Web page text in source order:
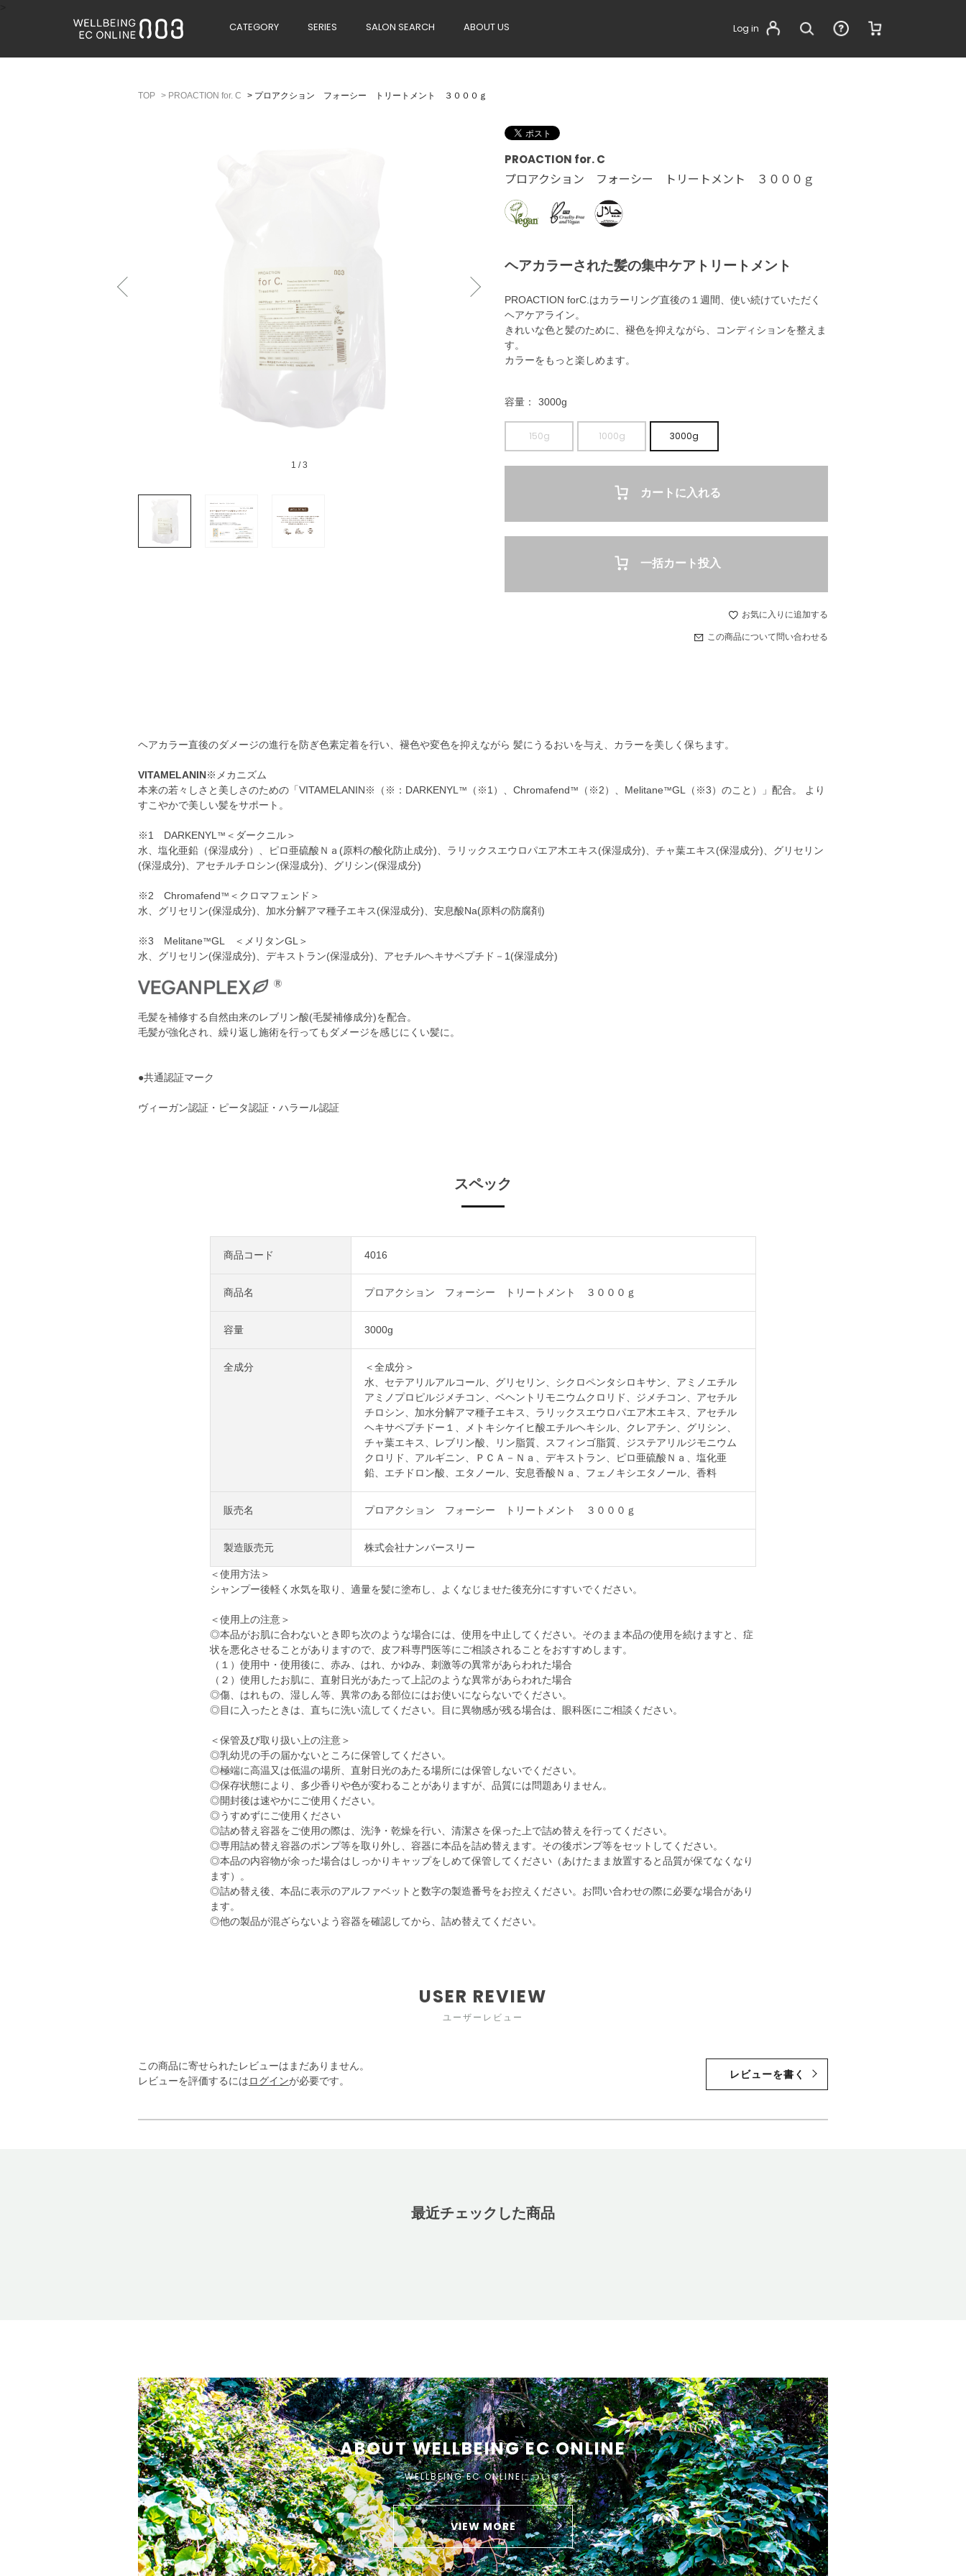
CATEGORY SERIES SALON SEARCH ABOUT US Log in
> PROACTION for. C > プロアクション フォーシー トリートメント ３０００ｇ
1 / 3
PROACTION for. C
プロアクション フォーシー トリートメント ３０００ｇ
ヘアカラーされた髪の集中ケアトリートメント
PROACTION forC.はカラーリング直後の１週間、使い続けていただく
ヘアケアライン。
きれいな色と髪のために、褪色を抑えながら、コンディションを整えま
す。
カラーをもっと楽しめます。
容量 3000g
150g 1000g 3000g
カートに入れる
一括カート投入
お気に入りに追加する
この商品について問い合わせる
ヘアカラー直後のダメージの進行を防ぎ色素定着を行い、褪色や変色を抑えながら 髪にうるおいを与え、カラーを美しく保ちます。
VITAMELANIN※メカニズム
本来の若々しさと美しさのための「VITAMELANIN※（※：DARKENYL ™ （※1）、Chromafend™ （※2）、Melitane™GL（※3）のこと）」配合。 より
すこやかで美しい髪をサポート。
※1 DARKENYL ™ ＜ダークニル＞
水、塩化亜鉛（保湿成分）、ピロ亜硫酸Ｎａ(原料の酸化防止成分)、ラリックスエウロパエア木エキス(保湿成分)、チャ葉エキス(保湿成分)、グリセリン
(保湿成分)、アセチルチロシン(保湿成分)、グリシン(保湿成分)
※2 Chromafend™ ＜クロマフェンド＞
水、グリセリン(保湿成分)、加水分解アマ種子エキス(保湿成分)、安息酸Na(原料の防腐剤)
※3 Melitane™GL ＜メリタンGL＞
水、グリセリン(保湿成分)、デキストラン(保湿成分)、アセチルヘキサペプチド－1(保湿成分)
毛髪を補修する自然由来のレブリン酸(毛髪補修成分)を配合。
毛髪が強化され、繰り返し施術を行ってもダメージを感じにくい髪に。
●共通認証マーク
ヴィーガン認証・ピータ認証・ハラール認証
スペック
商品コード 4016
商品名 プロアクション フォーシー トリートメント ３０００ｇ
容量 3000g
全成分
＜全成分＞
水、セテアリルアルコール、グリセリン、シクロペンタシロキサン、アミノエチル
アミノプロピルジメチコン、ベヘントリモニウムクロリド、ジメチコン、アセチル
チロシン、加水分解アマ種子エキス、ラリックスエウロパエア木エキス、アセチル
ヘキサペプチドー１、メトキシケイヒ酸エチルヘキシル、クレアチン、グリシン、
チャ葉エキス、レブリン酸、リン脂質、スフィンゴ脂質、ジステアリルジモニウム
クロリド、アルギニン、ＰＣＡ－Ｎａ、デキストラン、ピロ亜硫酸Ｎａ、塩化亜
鉛、エチドロン酸、エタノール、安息香酸Ｎａ、フェノキシエタノール、香料
販売名 プロアクション フォーシー トリートメント ３０００ｇ
製造販売元 株式会社ナンバースリー
＜使用方法＞
シャンプー後軽く水気を取り、適量を髪に塗布し、よくなじませた後充分にすすいでください。
＜使用上の注意＞
◎本品がお肌に合わないとき即ち次のような場合には、使用を中止してください。そのまま本品の使用を続けますと、症
状を悪化させることがありますので、皮フ科専門医等にご相談されることをおすすめします。
（１）使用中・使用後に、赤み、はれ、かゆみ、刺激等の異常があらわれた場合
（２）使用したお肌に、直射日光があたって上記のような異常があらわれた場合
◎傷、はれもの、湿しん等、異常のある部位にはお使いにならないでください。
◎目に入ったときは、直ちに洗い流してください。目に異物感が残る場合は、眼科医にご相談ください。
＜保管及び取り扱い上の注意＞
◎乳幼児の手の届かないところに保管してください。
◎極端に高温又は低温の場所、直射日光のあたる場所には保管しないでください。
◎保存状態により、多少香りや色が変わることがありますが、品質には問題ありません。
◎開封後は速やかにご使用ください。
◎うすめずにご使用ください
◎詰め替え容器をご使用の際は、洗浄・乾燥を行い、清潔さを保った上で詰め替えを行ってください。
◎専用詰め替え容器のポンプ等を取り外し、容器に本品を詰め替えます。その後ポンプ等をセットしてください。
◎本品の内容物が余った場合はしっかりキャップをしめて保管してください（あけたまま放置すると品質が保てなくなり
ます）。
◎詰め替え後、本品に表示のアルファベットと数字の製造番号をお控えください。お問い合わせの際に必要な場合があり
ます。
◎他の製品が混ざらないよう容器を確認してから、詰め替えてください。
USER REVIEW
ユーザーレビュー
この商品に寄せられたレビューはまだありません。
レビューを評価するにはログインが必要です。 レビューを書く
最近チェックした商品
ABOUT WELLBEING EC ONLINE
WELLBEING EC ONLINEについて
VIEW MORE